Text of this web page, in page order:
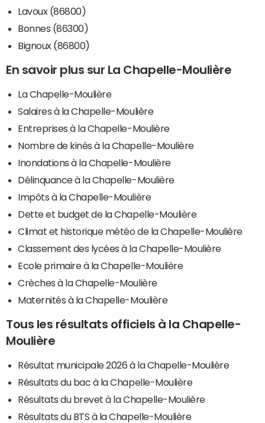
Lavoux (86800)
Bonnes (86300)
Bignoux (86800)
En savoir plus sur La Chapelle-Moulière
La Chapelle-Moulière
Salaires à la Chapelle-Moulière
Entreprises à la Chapelle-Moulière
Nombre de kinés à la Chapelle-Moulière
Inondations à la Chapelle-Moulière
Délinquance à la Chapelle-Moulière
Impôts à la Chapelle-Moulière
Dette et budget de la Chapelle-Moulière
Climat et historique météo de la Chapelle-Moulière
Classement des lycées à la Chapelle-Moulière
Ecole primaire à la Chapelle-Moulière
Crèches à la Chapelle-Moulière
Maternités à la Chapelle-Moulière
Tous les résultats officiels à la Chapelle-
Moulière
Résultat municipale 2026 à la Chapelle-Moulière
Résultats du bac à la Chapelle-Moulière
Résultats du brevet à la Chapelle-Moulière
Résultats du BTS à la Chapelle-Moulière